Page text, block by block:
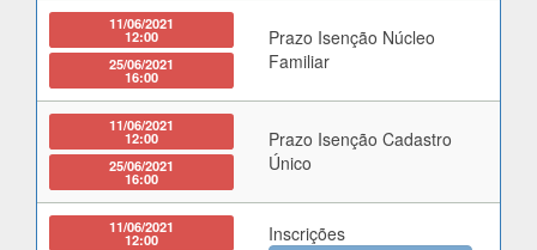
11/06/2021
12:00
25/06/2021
16:00
Prazo Isenção Núcleo
Familiar
11/06/2021
12:00
25/06/2021
16:00
Prazo Isenção Cadastro
Único
11/06/2021
12:00
Inscrições